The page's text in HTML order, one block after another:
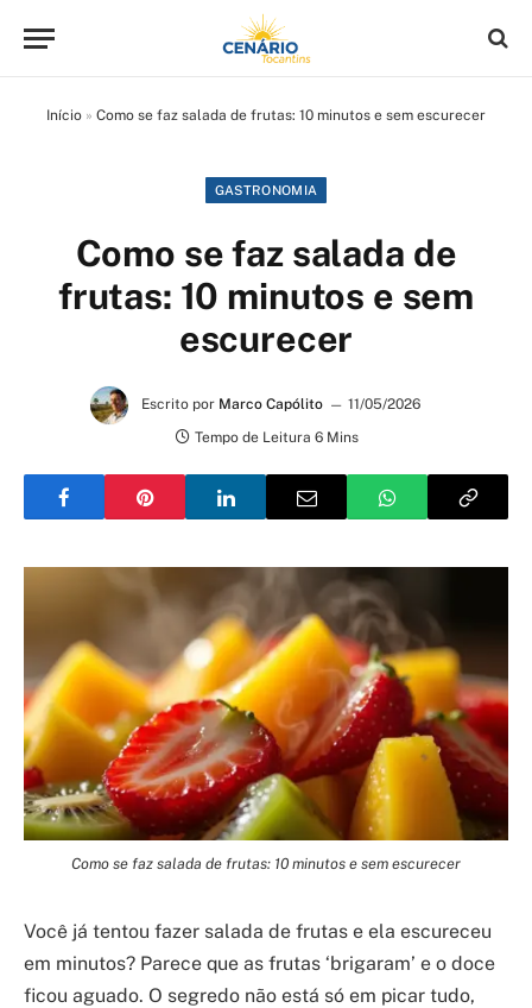
Início » Como se faz salada de frutas: 10 minutos e sem escurecer
GASTRONOMIA
Como se faz salada de
frutas: 10 minutos e sem
escurecer
Escrito por Marco Capólito
11/05/2026
Tempo de Leitura 6 Mins
Como se faz salada de frutas: 10 minutos e sem escurecer
Você já tentou fazer salada de frutas e ela escureceu
em minutos? Parece que as frutas ‘brigaram’ e o doce
ficou aguado. O segredo não está só em picar tudo,